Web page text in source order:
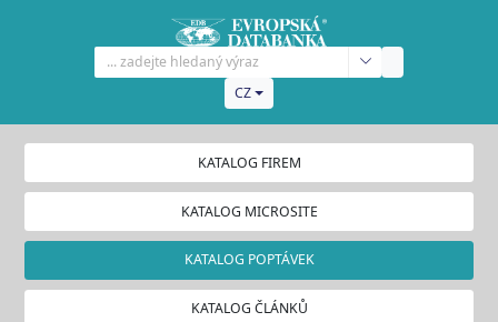
CZ
KATALOG FIREM
KATALOG MICROSITE
KATALOG POPTÁVEK
KATALOG ČLÁNKŮ